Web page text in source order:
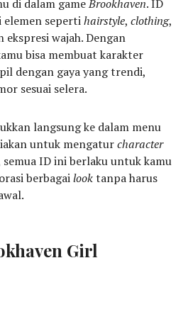
di dalam gameBrookhaven. ID
elemen sepertihairstyle,clothing,
ekspresi wajah. Dengan
bisa membuat karakter
dengan gaya yang trendi,
sesuai selera.
langsung ke dalam menu
untuk mengaturcharacter
semua ID ini berlaku untuk kamu
berbagailooktanpa harus
Girl